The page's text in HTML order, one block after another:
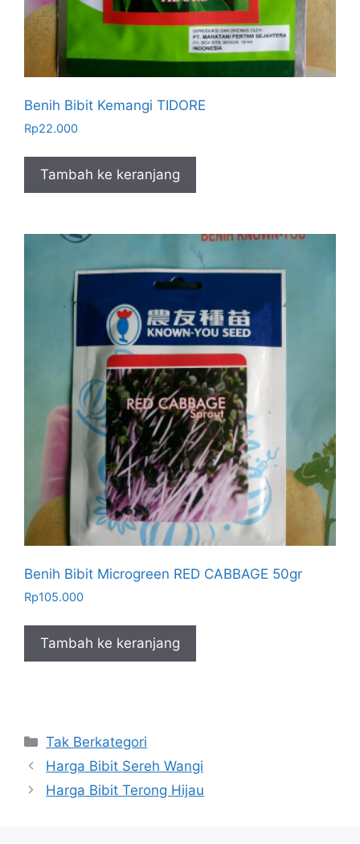
Benih Bibit Kemangi TIDORE
Rp22.000
Tambah ke keranjang
Benih Bibit Microgreen RED CABBAGE 50gr
Rp105.000
Tambah ke keranjang
Kategori
Tak Berkategori
Harga Bibit Sereh Wangi
Harga Bibit Terong Hijau